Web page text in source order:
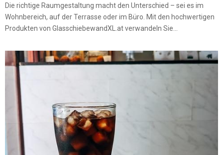
Die richtige Raumgestaltung macht den Unterschied – sei es im
Wohnbereich, auf der Terrasse oder im Büro. Mit den hochwertigen
Produkten von GlasschiebewandXL.at verwandeln Sie...